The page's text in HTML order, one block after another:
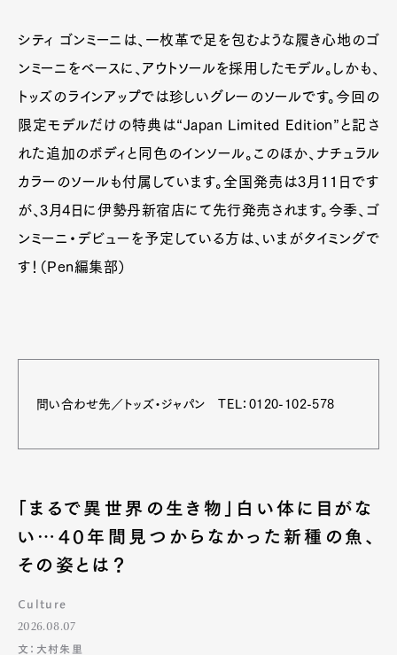
シティ ゴンミーニは、一枚革で足を包むような履き心地のゴ
ンミーニをベースに、アウトソールを採用したモデル。しかも、
トッズのラインアップでは珍しいグレーのソールです。今回の
限定モデルだけの特典は“Japan Limited Edition”と記さ
れた追加のボディと同色のインソール。このほか、ナチュラル
カラーのソールも付属しています。全国発売は3月11日です
が、3月4日に伊勢丹新宿店にて先行発売されます。今季、ゴ
ンミーニ・デビューを予定している方は、いまがタイミングで
す！（Pen編集部）
問い合わせ先／トッズ・ジャパン TEL：0120-102-578
「まるで異世界の生き物」白い体に目がな
い…40年間見つからなかった新種の魚、
その姿とは？
Culture
2026.08.07
文：大村朱里